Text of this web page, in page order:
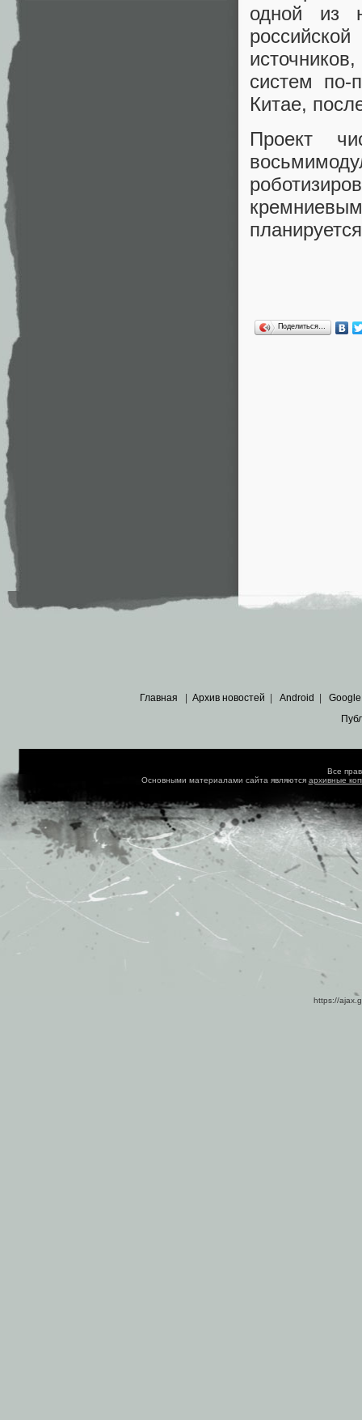
одной из
систем по-
Китае,
Проект
Поделиться…
Главная Архив новостей Android Google
Все
Основными материалами сайта являются архивные
https://